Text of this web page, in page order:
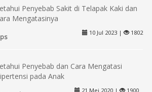
Penyebab Sakit di Telapak Kaki dan
Mengatasinya
10 Jul 2023 | 1802
Penyebab dan Cara Mengatasi
pada Anak
21 Mei 2020 | 1900